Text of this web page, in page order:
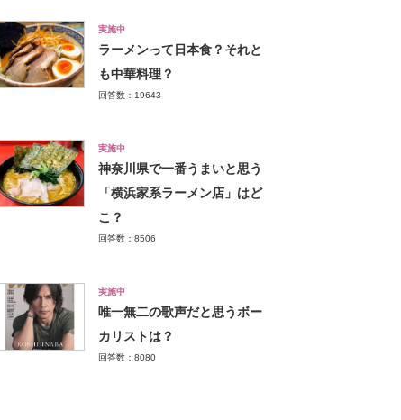
実施中
ラーメンって日本食？それと
も中華料理？
回答数：19643
実施中
神奈川県で一番うまいと思う
「横浜家系ラーメン店」はど
こ？
回答数：8506
実施中
唯一無二の歌声だと思うボー
カリストは？
回答数：8080